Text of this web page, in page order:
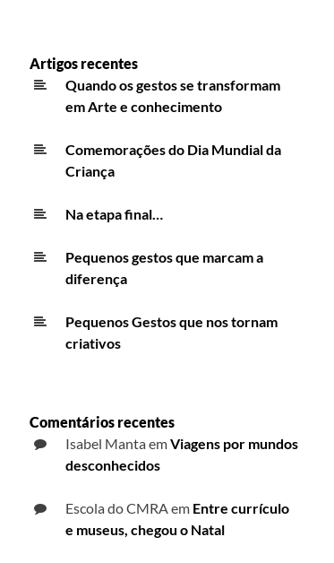
Artigos recentes
Quando os gestos se transformam
em Arte e conhecimento
Comemorações do Dia Mundial da
Criança
Na etapa final…
Pequenos gestos que marcam a
diferença
Pequenos Gestos que nos tornam
criativos
Comentários recentes
Isabel MantaemViagens por mundos
desconhecidos
Escola do CMRAem Entre currículo
e museus, chegou o Natal